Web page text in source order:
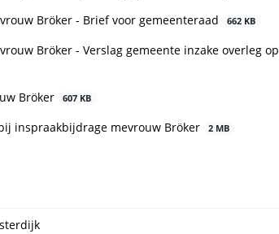
Bröker - Brief voor gemeenteraad 662 KB
Bröker - Verslag gemeente inzake overleg
Bröker 607 KB
inspraakbijdrage mevrouw Bröker 2 MB